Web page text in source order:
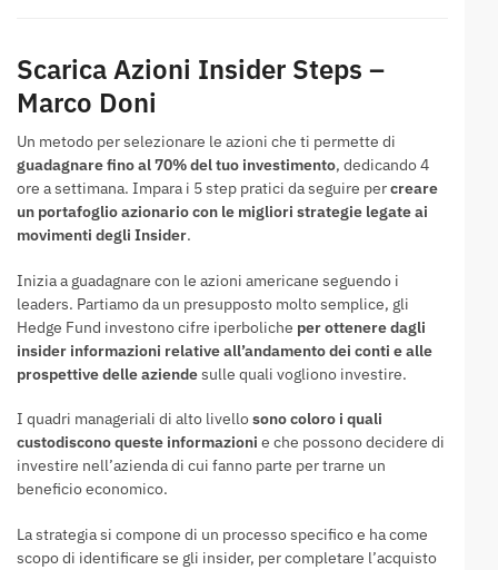
Scarica Azioni Insider Steps –
Marco Doni
Un metodo per selezionare le azioni che ti permette di
guadagnare fino al 70% del tuo investimento, dedicando 4
ore a settimana. Impara i 5 step pratici da seguire percreare
un portafoglio azionario con le migliori strategie legate ai
movimenti degli Insider.
Inizia a guadagnare con le azioni americane seguendo i
leaders. Partiamo da un presupposto molto semplice, gli
Hedge Fund investono cifre iperboliche per ottenere dagli
insider informazioni relative all’andamento dei conti e alle
prospettive delle aziendesulle quali vogliono investire.
I quadri manageriali di alto livellosono coloro i quali
custodiscono queste informazioni e che possono decidere di
investire nell’azienda di cui fanno parte per trarne un
beneficio economico.
La strategia si compone di un processo specifico e ha come
scopo di identificare se gli insider, per completare l’acquisto